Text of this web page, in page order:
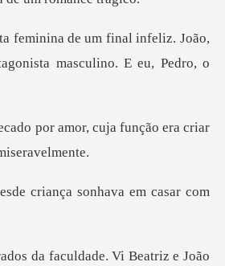
inal infeliz. João,
mor, cuja função era criar
esde criança sonhav